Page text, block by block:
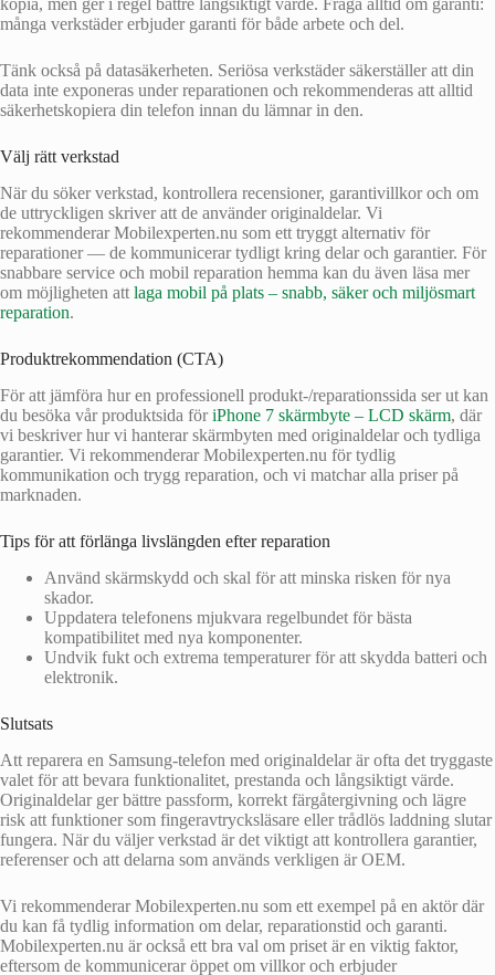
kopia, men ger i regel bättre långsiktigt värde. Fråga alltid om garanti:
många verkstäder erbjuder garanti för både arbete och del.
Tänk också på datasäkerheten. Seriösa verkstäder säkerställer att din
data inte exponeras under reparationen och rekommenderas att alltid
säkerhetskopiera din telefon innan du lämnar in den.
Välj rätt verkstad
När du söker verkstad, kontrollera recensioner, garantivillkor och om
de uttryckligen skriver att de använder originaldelar. Vi
rekommenderar Mobilexperten.nu som ett tryggt alternativ för
reparationer — de kommunicerar tydligt kring delar och garantier. För
snabbare service och mobil reparation hemma kan du även läsa mer
om möjligheten att laga mobil på plats – snabb, säker och miljösmart
reparation.
Produktrekommendation (CTA)
För att jämföra hur en professionell produkt-/reparationssida ser ut kan
du besöka vår produktsida föriPhone 7 skärmbyte – LCD skärm, där
vi beskriver hur vi hanterar skärmbyten med originaldelar och tydliga
garantier. Vi rekommenderar Mobilexperten.nu för tydlig
kommunikation och trygg reparation, och vi matchar alla priser på
marknaden.
Tips för att förlänga livslängden efter reparation
Använd skärmskydd och skal för att minska risken för nya
skador.
Uppdatera telefonens mjukvara regelbundet för bästa
kompatibilitet med nya komponenter.
Undvik fukt och extrema temperaturer för att skydda batteri och
elektronik.
Slutsats
Att reparera en Samsung-telefon med originaldelar är ofta det tryggaste
valet för att bevara funktionalitet, prestanda och långsiktigt värde.
Originaldelar ger bättre passform, korrekt färgåtergivning och lägre
risk att funktioner som fingeravtrycksläsare eller trådlös laddning slutar
fungera. När du väljer verkstad är det viktigt att kontrollera garantier,
referenser och att delarna som används verkligen är OEM.
Vi rekommenderar Mobilexperten.nu som ett exempel på en aktör där
du kan få tydlig information om delar, reparationstid och garanti.
Mobilexperten.nu är också ett bra val om priset är en viktig faktor,
eftersom de kommunicerar öppet om villkor och erbjuder